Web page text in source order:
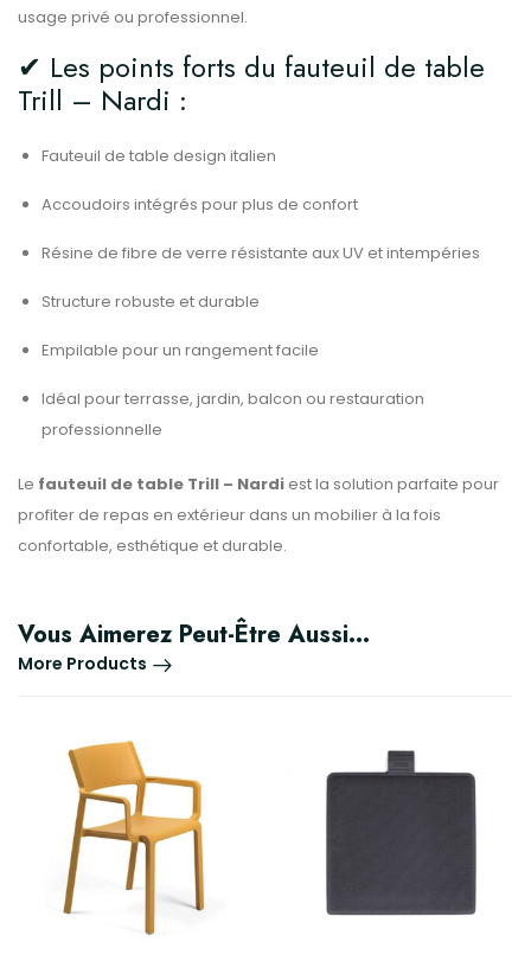
usage privé ou professionnel.
✔ Les points forts du fauteuil de table
Trill – Nardi :
Fauteuil de table design italien
Accoudoirs intégrés pour plus de confort
Résine de fibre de verre résistante aux UV et intempéries
Structure robuste et durable
Empilable pour un rangement facile
Idéal pour terrasse, jardin, balcon ou restauration
professionnelle
Le fauteuil de table Trill – Nardi est la solution parfaite pour
profiter de repas en extérieur dans un mobilier à la fois
confortable, esthétique et durable.
Vous Aimerez Peut-Être Aussi…
More Products